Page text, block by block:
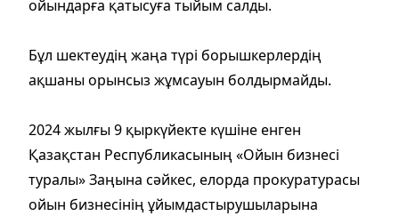
ойындарға қатысуға тыйым салды.
Бұл шектеудің жаңа түрі борышкерлердің
ақшаны орынсыз жұмсауын болдырмайды.
2024 жылғы 9 қыркүйекте күшіне енген
Қазақстан Республикасының «Ойын бизнесі
туралы» Заңына сәйкес, елорда прокуратурасы
ойын бизнесінің ұйымдастырушыларына